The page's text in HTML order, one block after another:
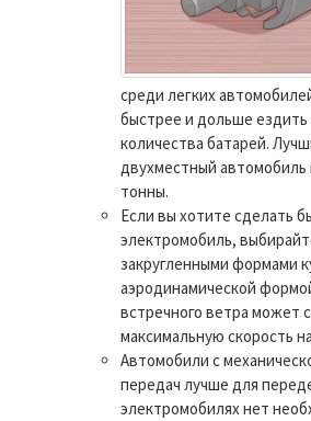
среди легких
быстрее и дольше ездить
количества батарей.
двухместный
тонны.
Если вы хотите сделать
электромобиль,
закругленными формами
аэродинамической
встречного ветра может
максимальную скорость
Автомобили с
передач лучше для
электромобилях нет